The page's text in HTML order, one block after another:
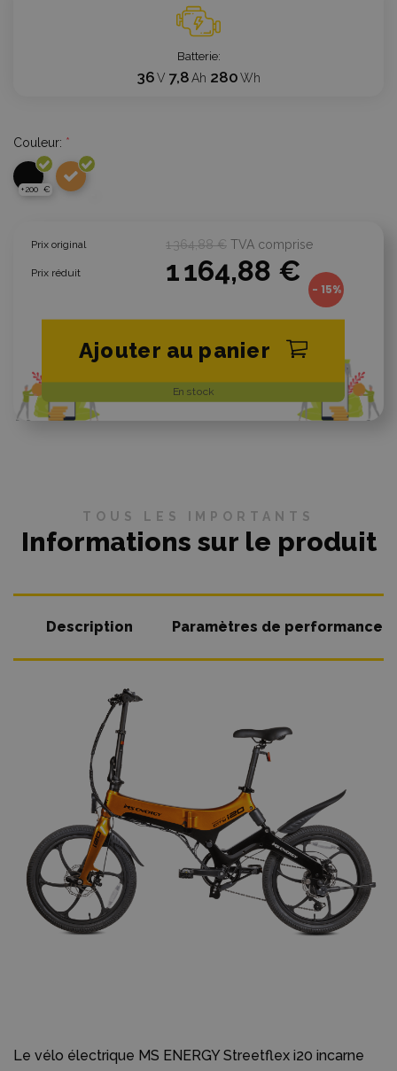
Batterie
36V 7,8Ah 280Wh
Couleur: *
+200 €
Prix original
Prix réduit
1 364,88 € TVA comprise
1 164,88 €
- 15%
En stock
Ajouter au panier
TOUS LES IMPORTANTS
Informations sur le produit
Description Paramètres de performance
Le vélo électrique MS ENERGY Streetflex i20 incarne